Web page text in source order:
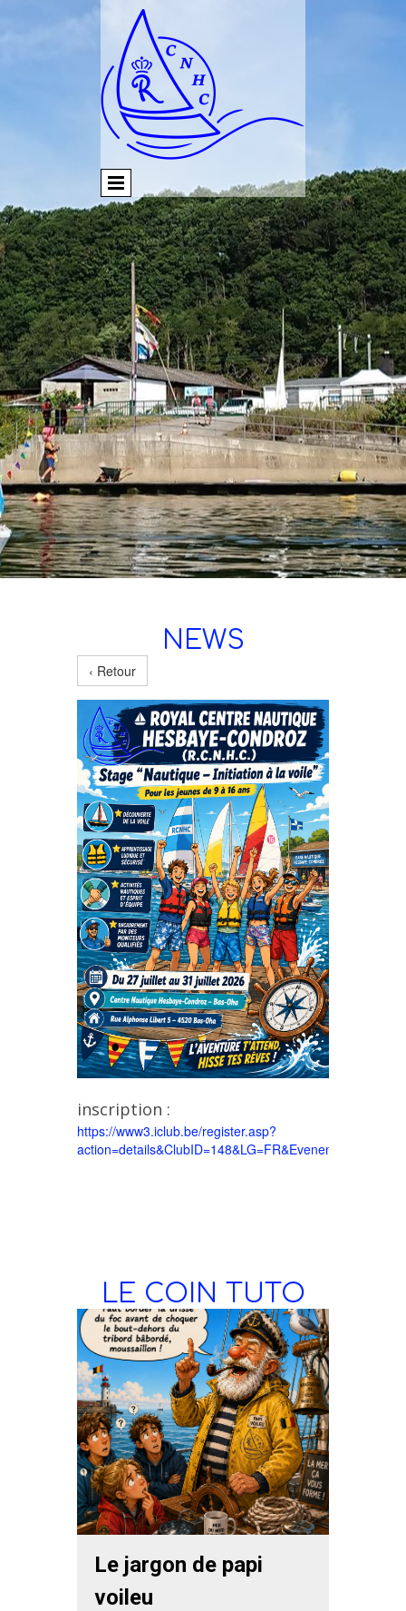
NEWS
‹ Retour
inscription :
https://www3.iclub.be/register.asp?
LE COIN TUTO
Le jargon de papi
voileu